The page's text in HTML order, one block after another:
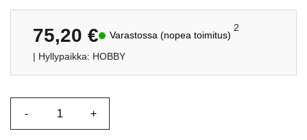
75,20 € Varastossa (nopea toimitus)
2
| Hyllypaikka: HOBBY